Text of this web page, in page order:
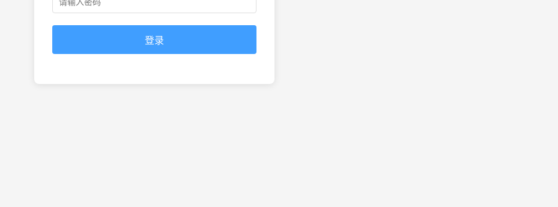
登录